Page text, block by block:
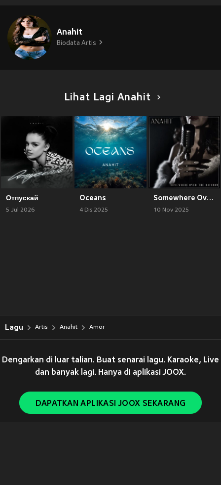
Anahit
Biodata Artis
Lihat Lagi Anahit
Отпускай
5 Jul 2026
Oceans
4 Dis 2025
Somewhere Over The Rainbow
10 Nov 2025
Lagu Artis Anahit Amor
Dengarkan di luar talian. Buat senarai lagu. Karaoke, Live
dan banyak lagi. Hanya di aplikasi JOOX.
DAPATKAN APLIKASI JOOX SEKARANG